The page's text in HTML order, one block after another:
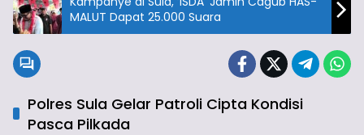
MALUT Dapat 25.000 Suara
Polres Sula Gelar Patroli Cipta Kondisi
Pasca Pilkada